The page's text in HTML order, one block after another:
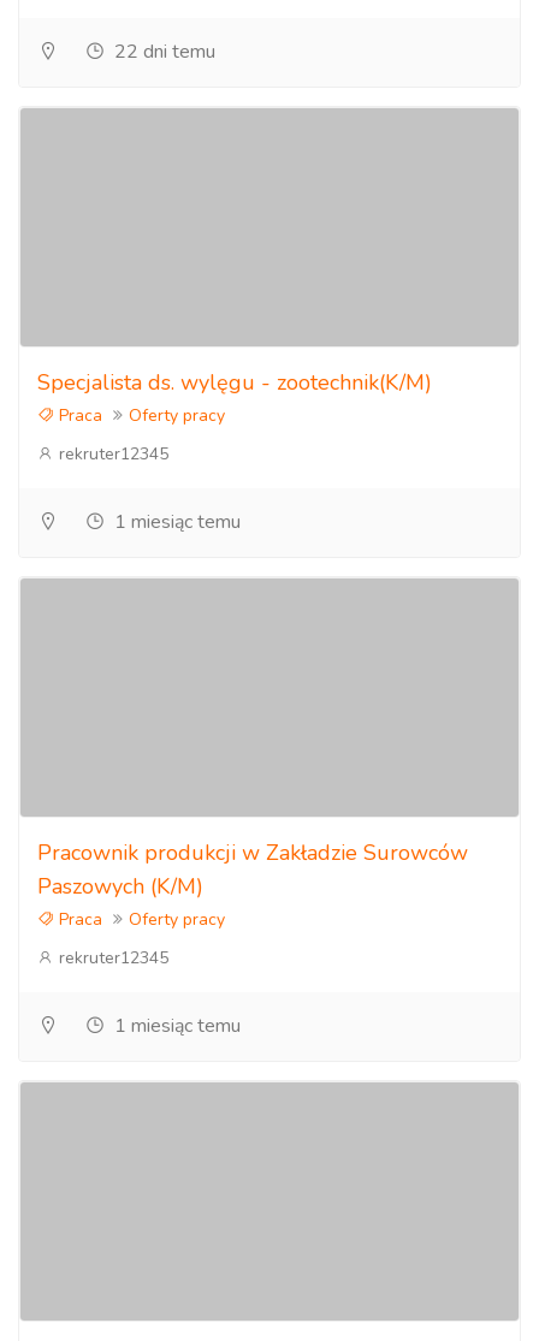
22 dni temu
Specjalista ds. wylęgu - zootechnik(K/M)
Praca
Oferty pracy
rekruter12345
1 miesiąc temu
Pracownik produkcji w Zakładzie Surowców
Paszowych (K/M)
Praca
Oferty pracy
rekruter12345
1 miesiąc temu